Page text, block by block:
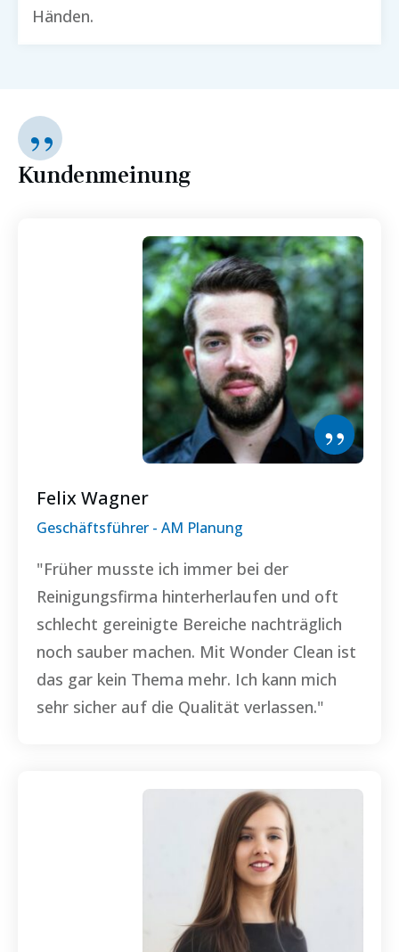
Händen.
”
Kundenmeinung
Felix Wagner
Geschäftsführer - AM Planung
"Früher musste ich immer bei der
Reinigungsfirma hinterherlaufen und oft
schlecht gereinigte Bereiche nachträglich
noch sauber machen. Mit Wonder Clean ist
das gar kein Thema mehr. Ich kann mich
sehr sicher auf die Qualität verlassen."
”